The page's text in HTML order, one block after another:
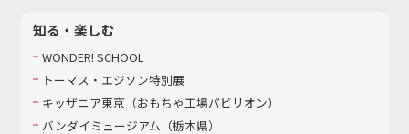
知る・楽しむ
WONDER! SCHOOL
トーマス・エジソン特別展
キッザニア東京（おもちゃ工場パビリオン）​
バンダイミュージアム（栃木県）